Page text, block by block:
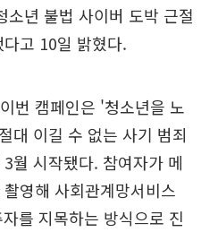
소년 불법 사이버 도박 근절
다고 10일 밝혔다.
번 캠페인은 '청소년을 노
대 이길 수 없는 사기 범죄
월 시작됐다. 참여자가 메
영해 사회관계망서비스
를 지목하는 방식으로 진